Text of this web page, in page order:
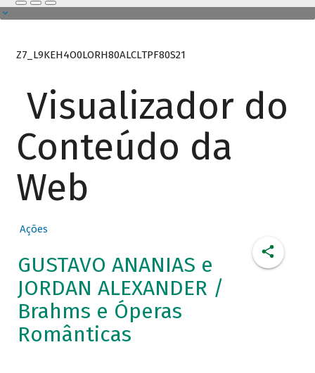
Z7_L9KEH4O0LORH80ALCLTPF80S21
Visualizador do
Conteúdo da
Web
Ações
GUSTAVO ANANIAS e
JORDAN ALEXANDER /
Brahms e Óperas
Românticas